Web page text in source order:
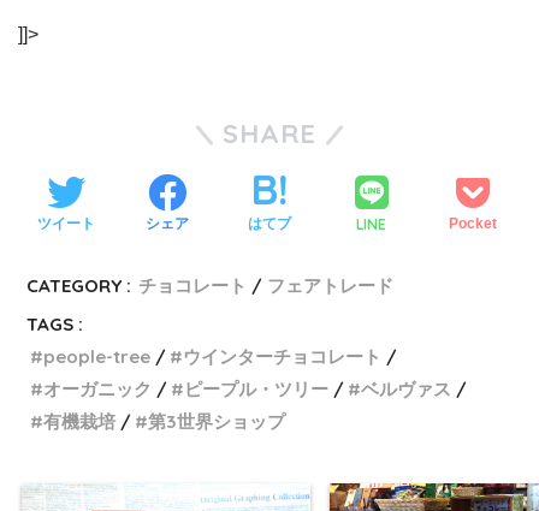
]]>
SHARE
ツイート シェア はてブ LINE Pocket
CATEGORY : チョコレート
フェアトレード
TAGS :
people-tree
ウインターチョコレート
オーガニック
ピープル・ツリー
ベルヴァス
有機栽培
第3世界ショップ